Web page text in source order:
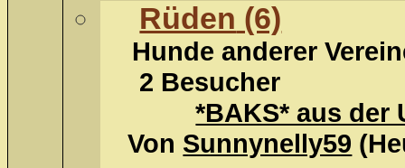
Rüden (6)
Hunde anderer
2 Besucher
*BAKS* aus der
Von Sunnynelly59 (